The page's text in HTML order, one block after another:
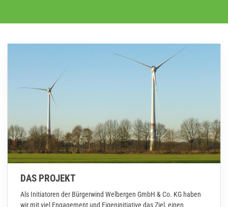
DAS PROJEKT
Als Initiatoren der Bürgerwind Welbergen GmbH & Co. KG haben